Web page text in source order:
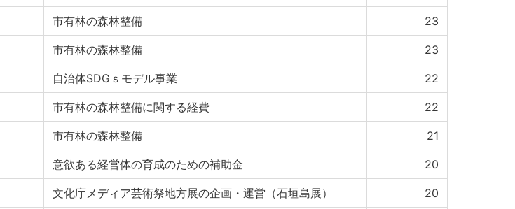
市有林の森林整備 23
市有林の森林整備 23
自治体SDGｓモデル事業 22
市有林の森林整備に関する経費 22
市有林の森林整備 21
意欲ある経営体の育成のための補助金 20
文化庁メディア芸術祭地方展の企画・運営（石垣島展） 20